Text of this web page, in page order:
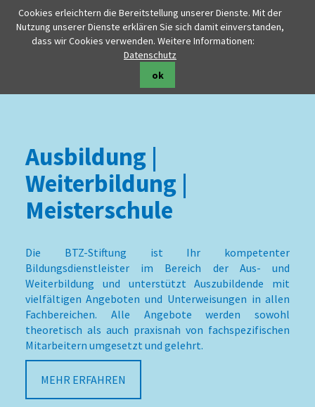
Cookies erleichtern die Bereitstellung unserer Dienste. Mit der
Nutzung unserer Dienste erklären Sie sich damit einverstanden,
dass wir Cookies verwenden. Weitere Informationen:
Datenschutz
ok
Ausbildung |
Weiterbildung |
Meisterschule
Die BTZ-Stiftung ist Ihr kompetenter
Bildungsdienstleister im Bereich der Aus- und
Weiterbildung und unterstützt Auszubildende mit
vielfältigen Angeboten und Unterweisungen in allen
Fachbereichen. Alle Angebote werden sowohl
theoretisch als auch praxisnah von fachspezifischen
Mitarbeitern umgesetzt und gelehrt.
MEHR ERFAHREN